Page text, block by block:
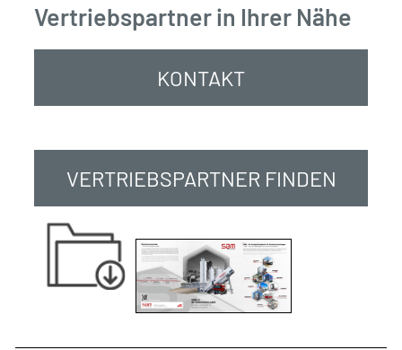
Vertriebspartner in Ihrer Nähe
KONTAKT
VERTRIEBSPARTNER FINDEN